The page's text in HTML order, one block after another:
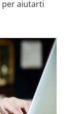
per aiutarti